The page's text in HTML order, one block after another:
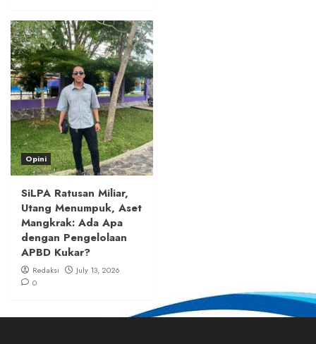
Opini
SiLPA Ratusan Miliar,
Utang Menumpuk, Aset
Mangkrak: Ada Apa
dengan Pengelolaan
APBD Kukar?
Redaksi
July 13, 2026
0